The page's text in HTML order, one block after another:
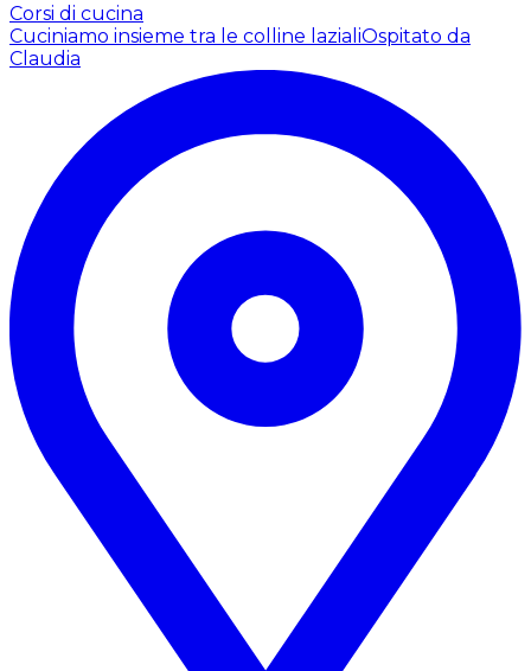
Corsi di cucina
Cuciniamo insieme tra le colline lazialiOspitato da
Claudia